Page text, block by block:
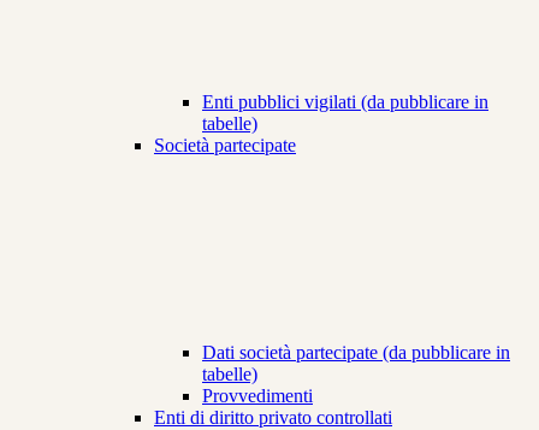
Enti pubblici vigilati (da pubblicare in
tabelle)
Società partecipate
Dati società partecipate (da pubblicare in
tabelle)
Provvedimenti
Enti di diritto privato controllati